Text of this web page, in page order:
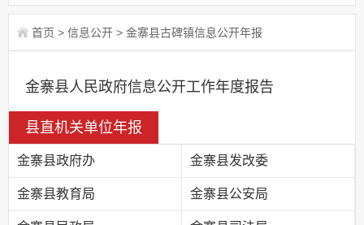
首页 > 信息公开 > 金寨县古碑镇信息公开年报
金寨县人民政府信息公开工作年度报告
县直机关单位年报
金寨县政府办 金寨县发改委
金寨县教育局 金寨县公安局